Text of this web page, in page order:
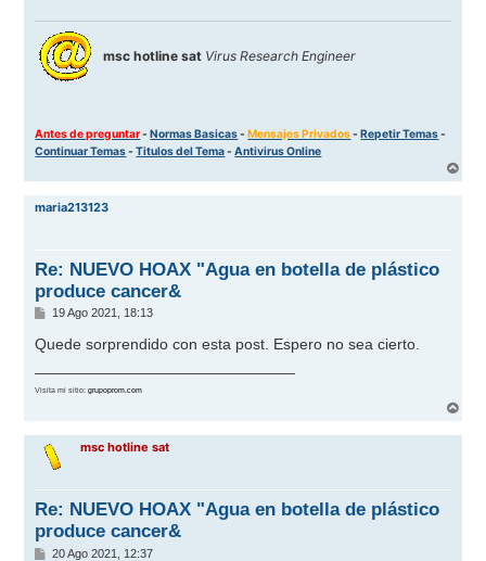
msc hotline sat Virus Research Engineer
Antes de preguntar-Normas Basicas-Mensajes Privados-Repetir Temas-
Continuar Temas-Titulos del Tema-Antivirus Online
r
maria213123
Re: NUEVO HOAX "Agua en botella de plástico
produce cancer&
M
n
e
19 Ago 2021, 18:13
Quede sorprendido con esta post. Espero no sea cierto.
Visita mi sitio:grupoprom.com
r
msc hotline sat
Re: NUEVO HOAX "Agua en botella de plástico
produce cancer&
M
20 Ago 2021, 12:37